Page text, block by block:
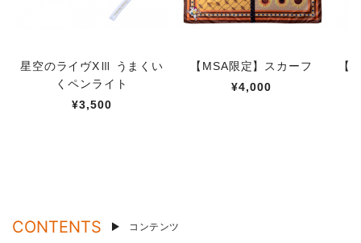
星空のライヴXⅢ うまくい
くペンライト
¥3,500
【MSA限定】スカーフ
¥4,000
【
CONTENTS コンテンツ